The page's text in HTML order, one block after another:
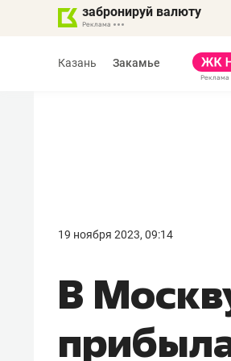
забронируй валюту
Казань Закамье
19 ноября 2023, 09:14
В